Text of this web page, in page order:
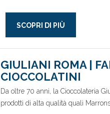
SCOPRI DI PIÙ
GIULIANI ROMA |
CIOCCOLATINI
Da oltre 70 anni, la Cioccolateria
prodotti di alta qualità quali